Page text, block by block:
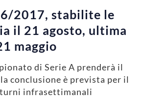
2017, stabilite le
il 21 agosto, ultima
maggio
di Serie A prenderà il
conclusione è prevista per il
infrasettimanali